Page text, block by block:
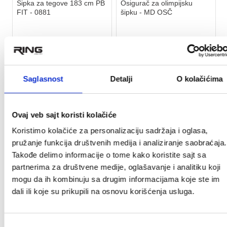
Saglasnost Detalji O kolačićima
Ovaj veb sajt koristi kolačiće
Koristimo kolačiće za personalizaciju sadržaja i oglasa,
pružanje funkcija društvenih medija i analiziranje saobraćaja.
Takođe delimo informacije o tome kako koristite sajt sa
partnerima za društvene medije, oglašavanje i analitiku koji
mogu da ih kombinuju sa drugim informacijama koje ste im
dali ili koje su prikupili na osnovu korišćenja usluga.
Sipka za tegove 183 cm PB
FIT - 0881
Osigurač za olimpijsku
šipku - MD OSČ
RASPRODATO RASPRODATO